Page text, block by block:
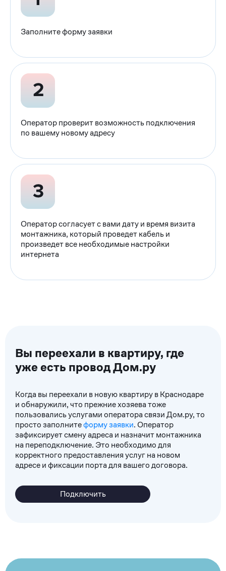
Заполните форму заявки
Оператор проверит возможность подключения
по вашему новому адресу
Оператор согласует с вами дату и время визита
монтажника, который проведет кабель и
произведет все необходимые настройки
интернета
Вы переехали в квартиру, где
уже есть провод Дом.ру
Когда вы переехали в новую квартиру в Краснодаре
и обнаружили, что прежние хозяева тоже
пользовались услугами оператора связи Дом.ру, то
просто заполнитеформу заявки. Оператор
зафиксирует смену адреса и назначит монтажника
на переподключение. Это необходимо для
корректного предоставления услуг на новом
адресе и фиксации порта для вашего договора.
Подключить